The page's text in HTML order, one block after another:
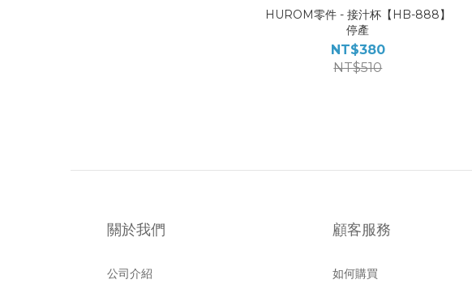
HUROM零件 - 接汁杯【HB-888】
停產
NT$380
NT$510
關於我們
公司介紹
顧客服務
如何購買